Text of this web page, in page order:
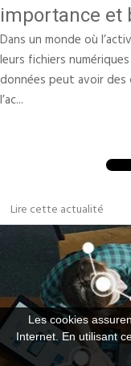
importance et
Dans un monde où
leurs fichiers
données peut avoir
l’ac...
Lire cette actualité
Les cookies
Internet. En utilisant